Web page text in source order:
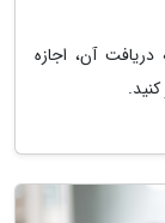
آن، اجازه